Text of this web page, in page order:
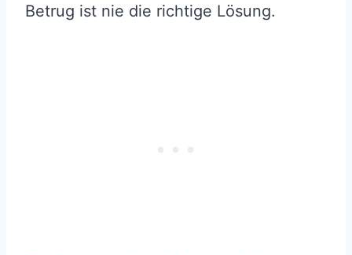
Betrug ist nie die richtige Lösung.